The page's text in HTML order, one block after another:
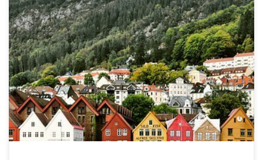
HAZ TU RESERVA DE VACACIONES DE VERANO SIN GASTOS DE
ANULACIÓN* Fiordos Noruegos desde el 27 de jul al 3 de Ago Día 1:
Madrid – Oslo. REGIMEN Alojamiento. Día 2: Oslo. Un día entre la
modernidad europea y la tradición noruega REGIMEN Desayuno.
Almuerzo. Cena Después del desayuno, tendremos […]